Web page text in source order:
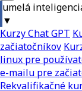
umelá
▼
Kurzy Chat GPT
začiatočníkov
linux pre
e-mailu pre
Rekvalifikačné